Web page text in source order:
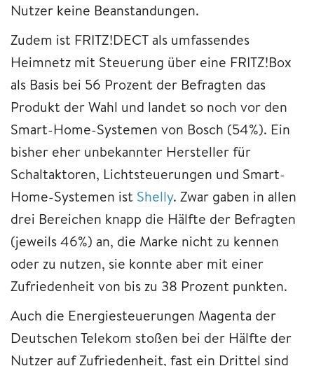
Nutzer keine Beanstandungen.
Zudem ist FRITZ!DECT als umfassendes
Heimnetz mit Steuerung über eine FRITZ!Box
als Basis bei 56 Prozent der Befragten das
Produkt der Wahl und landet so noch vor den
Smart-Home-Systemen von Bosch (54%). Ein
bisher eher unbekannter Hersteller für
Schaltaktoren, Lichtsteuerungen und Smart-
Home-Systemen ist Shelly. Zwar gaben in allen
drei Bereichen knapp die Hälfte der Befragten
(jeweils 46%) an, die Marke nicht zu kennen
oder zu nutzen, sie konnte aber mit einer
Zufriedenheit von bis zu 38 Prozent punkten.
Auch die Energiesteuerungen Magenta der
Deutschen Telekom stoßen bei der Hälfte der
Nutzer auf Zufriedenheit, fast ein Drittel sind